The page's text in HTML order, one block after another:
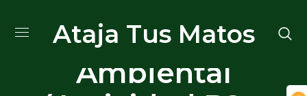
Ataja Tus Matos
actividades Ed.
Ambiental